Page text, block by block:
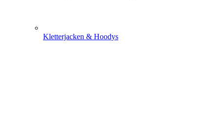
Kletterjacken & Hoodys